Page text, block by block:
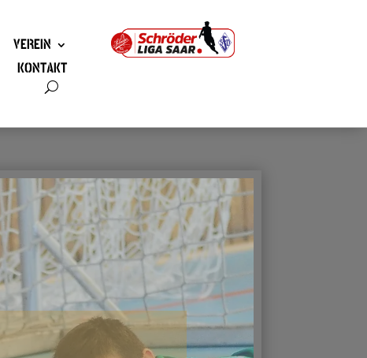
VEREIN
KONTAKT